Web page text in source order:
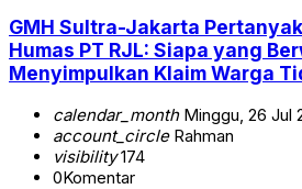
GMH Sultra-Jakarta
Humas PT RJL: Siapa yang
Menyimpulkan Klaim Warga
calendar_monthMinggu, 26 Jul
account_circleRahman
visibility174
0Komentar